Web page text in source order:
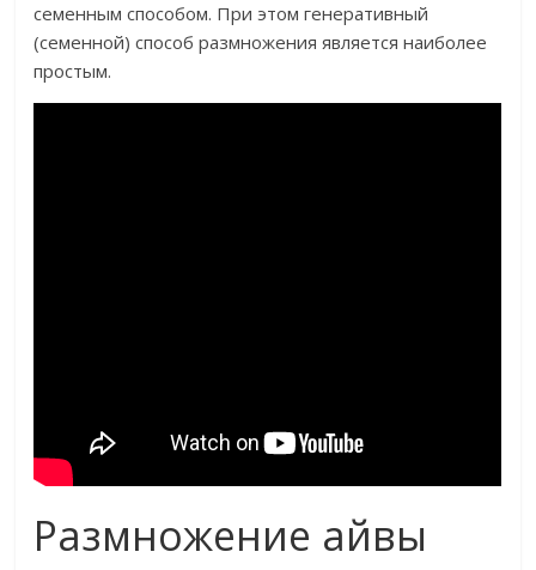
семенным способом. При этом генеративный
(семенной) способ размножения является наиболее
простым.
Размножение айвы